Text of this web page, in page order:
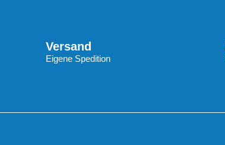
Versand
Eigene Spedition